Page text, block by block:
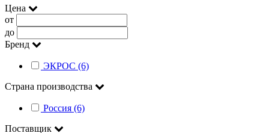
Цена
от
до
Бренд
ЭКРОС (6)
Страна производства
Россия (6)
Поставщик